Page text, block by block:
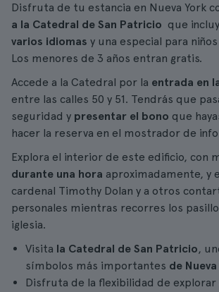
Disfruta de tu estancia en Nueva York
a la Catedral de San Patricio que
varios idiomas y una especial para
Los menores de 3 años entran gratis.
Accede a la Catedral por la entrada en
entre las calles 50 y 51. Tendrás que
seguridad y presentar el bono que
hacer la reserva en el mostrador de
Explora el interior de este edificio, con
durante una hora aproximadamente, y
cardenal Timothy Dolan y a otros
personales mientras recorres los
iglesia.
Visita la Catedral de San Patricio,
símbolos más importantes de Nueva
Disfruta de la flexibilidad de explorar